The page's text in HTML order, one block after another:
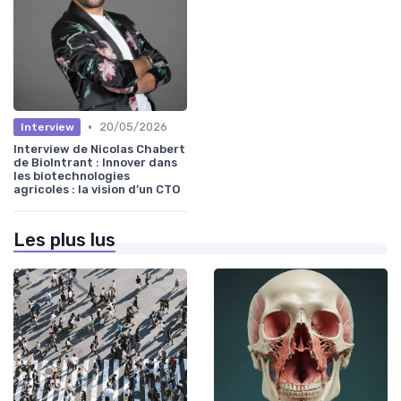
Interview •
20/05/2026
Interview de Nicolas Chabert
de BioIntrant : Innover dans
les biotechnologies
agricoles : la vision d’un CTO
Les plus lus